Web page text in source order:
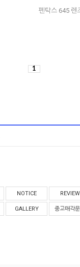
펜탁스 645 렌
1
NOTICE REVIEW
GALLERY 중고매각